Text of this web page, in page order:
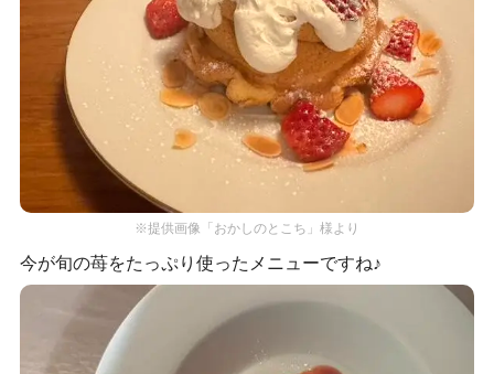
※提供画像「おかしのとこち」様より
今が旬の苺をたっぷり使ったメニューですね♪